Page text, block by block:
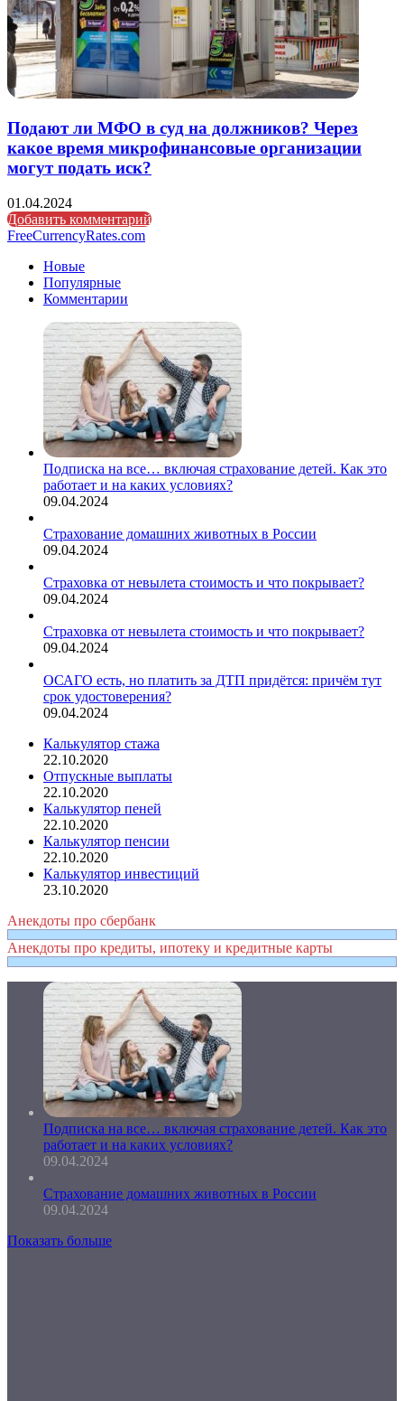
Подают ли МФО в суд на должников? Через
какое время микрофинансовые организации
могут подать иск?
01.04.2024
Добавить комментарий
FreeCurrencyRates.com
Новые
Популярные
Комментарии
Подписка на все… включая страхование детей. Как это
работает и на каких условиях?
09.04.2024
Страхование домашних животных в России
09.04.2024
Страховка от невылета стоимость и что покрывает?
09.04.2024
Страховка от невылета стоимость и что покрывает?
09.04.2024
ОСАГО есть, но платить за ДТП придётся: причём тут
срок удостоверения?
09.04.2024
Калькулятор стажа
22.10.2020
Отпускные выплаты
22.10.2020
Калькулятор пеней
22.10.2020
Калькулятор пенсии
22.10.2020
Калькулятор инвестиций
23.10.2020
Анекдоты про сбербанк
Анекдоты про кредиты, ипотеку и кредитные карты
Подписка на все… включая страхование детей. Как это
работает и на каких условиях?
09.04.2024
Страхование домашних животных в России
09.04.2024
Показать больше